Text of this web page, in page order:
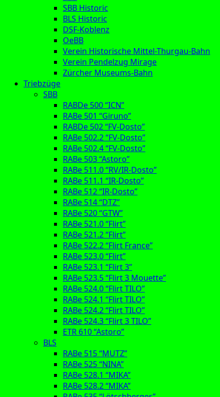
SBB Historic
BLS Historic
DSF-Koblenz
OeBB
Verein Historische Mittel-Thurgau-Bahn
Verein Pendelzug Mirage
Zürcher Museums-Bahn
Triebzüge
SBB
RABDe 500 “ICN”
RABe 501 “Giruno”
RABDe 502 “FV-Dosto”
RABe 502.2 “FV-Dosto”
RABe 502.4 “FV-Dosto”
RABe 503 “Astoro”
RABe 511.0 “RV/IR-Dosto”
RABe 511.1 “IR-Dosto”
RABe 512 “IR-Dosto”
RABe 514 “DTZ”
RABe 520 “GTW”
RABe 521.0 “Flirt”
RABe 521.2 “Flirt”
RABe 522.2 “Flirt France”
RABe 523.0 “Flirt”
RABe 523.1 “Flirt 3”
RABe 523.5 “Flirt 3 Mouette”
RABe 524.0 “Flirt TILO”
RABe 524.1 “Flirt TILO”
RABe 524.2 “Flirt TILO”
RABe 524.3 “Flirt 3 TILO”
ETR 610 “Astoro”
BLS
RABe 515 “MUTZ”
RABe 525 “NINA”
RABe 528.1 “MIKA”
RABe 528.2 “MIKA”